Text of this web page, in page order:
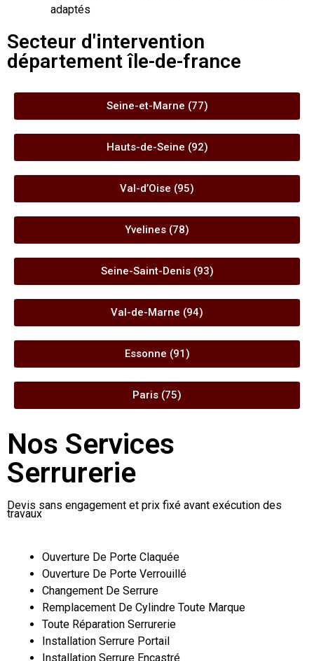
adaptés
Secteur d'intervention
département île-de-france
Seine-et-Marne (77)
Hauts-de-Seine (92)
Val-d’Oise (95)
Yvelines (78)
Seine-Saint-Denis (93)
Val-de-Marne (94)
Essonne (91)
Paris (75)
Nos Services
Serrurerie
Devis sans engagement et prix fixé avant exécution des
travaux
Ouverture De Porte Claquée
Ouverture De Porte Verrouillé
Changement De Serrure
Remplacement De Cylindre Toute Marque
Toute Réparation Serrurerie
Installation Serrure Portail
Installation Serrure Encastré